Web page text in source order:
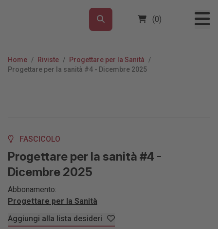
(0)
Home / Riviste / Progettare per la Sanità
/
Progettare per la sanità #4 - Dicembre 2025
FASCICOLO
Progettare per la sanità #4 -
Dicembre 2025
Abbonamento:
Progettare per la Sanità
Aggiungi alla lista desideri